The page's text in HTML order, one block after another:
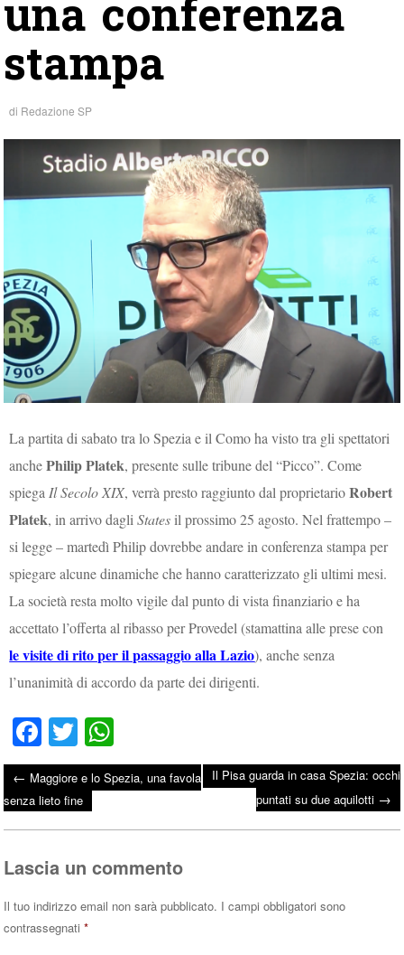
una conferenza
stampa
di Redazione SP
La partita di sabato tra lo Spezia e il Como ha visto tra gli spettatori
anchePhilip Platek, presente sulle tribune del “Picco”. Come
spiega Il Secolo XIX, verrà presto raggiunto dal proprietarioRobert
Platek, in arrivo dagliStates il prossimo 25 agosto. Nel frattempo –
si legge – martedì Philip dovrebbe andare in conferenza stampa per
spiegare alcune dinamiche che hanno caratterizzato gli ultimi mesi.
La società resta molto vigile dal punto di vista finanziario e ha
accettato l’offerta al ribasso per Provedel (stamattina alle prese con
le visite di rito per il passaggio alla Lazio), anche senza
l’unanimità di accordo da parte dei dirigenti.
Fa
ce
bo
ok
T
wi
tte
r
ha
ts
Post navigation
← Maggiore e lo Spezia, una favola
senza lieto fine
Il Pisa guarda in casa Spezia: occhi
puntati su due aquilotti →
Lascia un commento
Il tuo indirizzo email non sarà pubblicato. I campi obbligatori sono
contrassegnati*